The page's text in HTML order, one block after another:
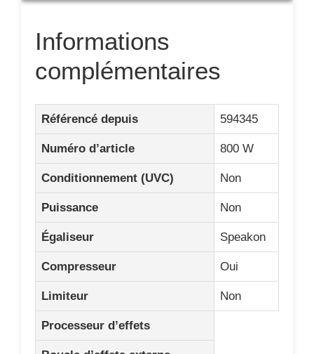
Informations
complémentaires
Référencé depuis 594345
Numéro d’article 800 W
Conditionnement (UVC) Non
Puissance Non
Égaliseur Speakon
Compresseur Oui
Limiteur Non
Processeur d’effets